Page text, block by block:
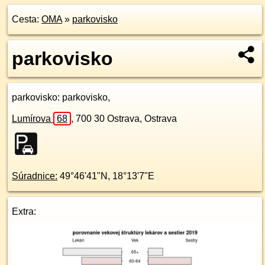
Cesta: OMA» parkovisko
parkovisko
parkovisko: parkovisko,
Lumírova 68 , 700 30 Ostrava, Ostrava
Súradnice: 49°46'41"N , 18°13'7"E
Extra: